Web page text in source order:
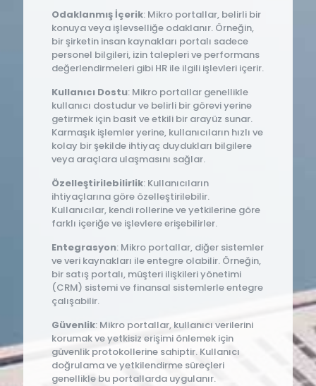
Odaklanmış İçerik: Mikro portallar, belirli bir
konuya veya işlevselliğe odaklanır. Örneğin,
bir şirketin insan kaynakları portalı sadece
personel bilgileri, izin talepleri ve performans
değerlendirmeleri gibi HR ile ilgili işlevleri içerir.
Kullanıcı Dostu: Mikro portallar genellikle
kullanıcı dostudur ve belirli bir görevi yerine
getirmek için basit ve etkili bir arayüz sunar.
Karmaşık işlemler yerine, kullanıcıların hızlı ve
kolay bir şekilde ihtiyaç duydukları bilgilere
veya araçlara ulaşmasını sağlar.
Özelleştirilebilirlik: Kullanıcıların
ihtiyaçlarına göre özelleştirilebilir.
Kullanıcılar, kendi rollerine ve yetkilerine göre
farklı içeriğe ve işlevlere erişebilirler.
Entegrasyon: Mikro portallar, diğer sistemler
ve veri kaynakları ile entegre olabilir. Örneğin,
bir satış portalı, müşteri ilişkileri yönetimi
(CRM) sistemi ve finansal sistemlerle entegre
çalışabilir.
Güvenlik: Mikro portallar, kullanıcı verilerini
korumak ve yetkisiz erişimi önlemek için
güvenlik protokollerine sahiptir. Kullanıcı
doğrulama ve yetkilendirme süreçleri
genellikle bu portallarda uygulanır.